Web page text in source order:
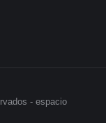
- espacio